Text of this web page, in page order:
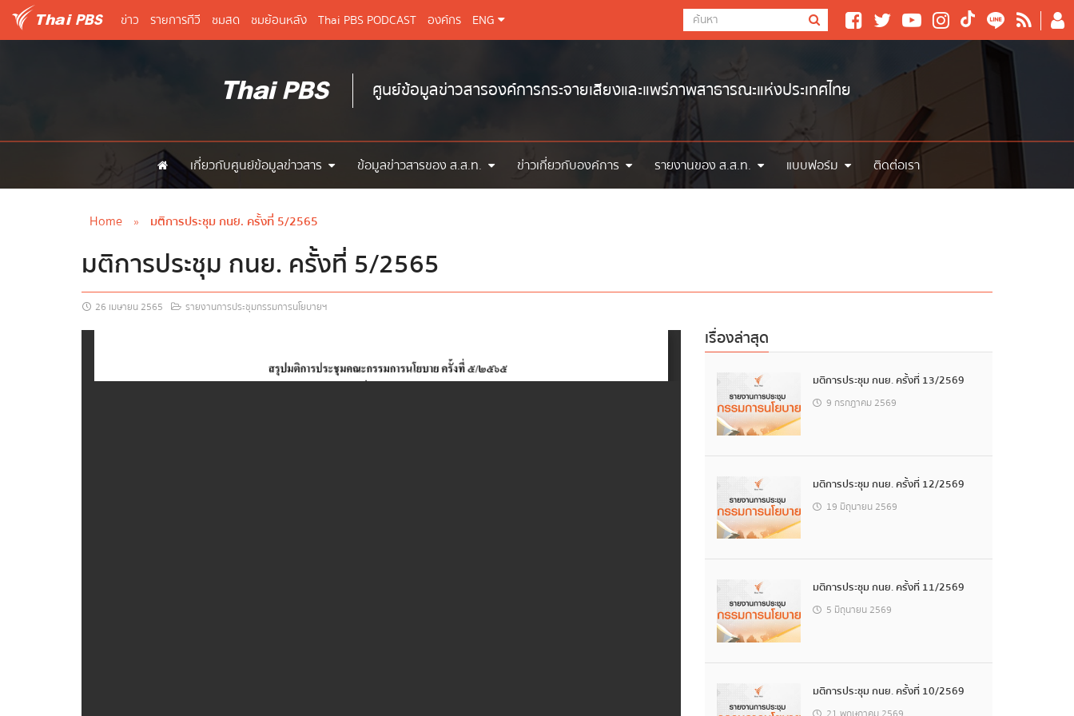
ข่าว รายการทีวี ชมสด ชมย้อนหลัง Thai PBS PODCAST องค์กร ENG
ศูนย์ข้อมูลข่าวสารองค์การกระจายเสียงและแพร่ภาพสาธารณะแห่งประเทศไทย
เกี่ยวกับศูนย์ข้อมูลข่าวสาร ข้อมูลข่าวสารของ ส.ส.ท. ข่าวเกี่ยวกับองค์การ รายงานของ ส.ส.ท. แบบฟอร์ม ติดต่อเรา
Home » มติการประชุม กนย. ครั้งที่ 5/2565
มติการประชุม กนย. ครั้งที่ 5/2565
26 เมษายน 2565 รายงานการประชุมกรรมการนโยบายฯ
เรื่องล่าสุด
มติการประชุม กนย. ครั้งที่ 13/2569
9 กรกฎาคม 2569
มติการประชุม กนย. ครั้งที่ 12/2569
19 มิถุนายน 2569
มติการประชุม กนย. ครั้งที่ 11/2569
5 มิถุนายน 2569
มติการประชุม กนย. ครั้งที่ 10/2569